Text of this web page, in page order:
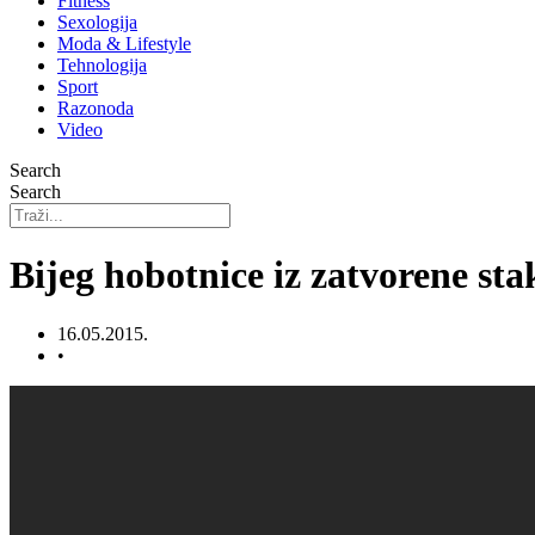
Sexologija
Moda & Lifestyle
Tehnologija
Sport
Razonoda
Video
Search
Search
Bijeg hobotnice iz zatvorene
16.05.2015.
•